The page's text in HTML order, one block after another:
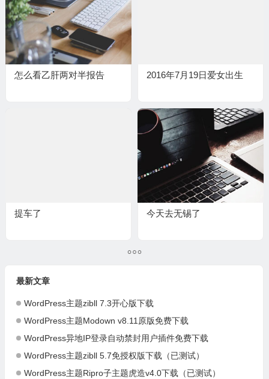
怎么看乙肝两对半报告 2016年7月19日爱女出生
提车了 今天去无锡了
最新文章
WordPress主题zibll 7.3开心版下载
WordPress主题Modown v8.11原版免费下载
WordPress异地IP登录自动禁封用户插件免费下载
WordPress主题zibll 5.7免授权版下载（已测试）
WordPress主题Ripro子主题虎造v4.0下载（已测试）